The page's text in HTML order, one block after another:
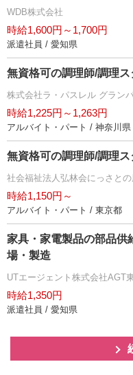
WDB株式会社
時給1,600円～1,700円
派遣社員 / 愛知県
無資格可の調理師/調理ス
株式会社ラ・パスレル グラン
時給1,225円～1,263円
アルバイト・パート / 神奈川県
無資格可の調理師/調理ス
社会福祉法人弘林会にっさとの
時給1,150円～
アルバイト・パート / 東京都
家具・家電製品の部品供
場・製造
UTエージェント株式会社AGT
時給1,350円
派遣社員 / 愛知県